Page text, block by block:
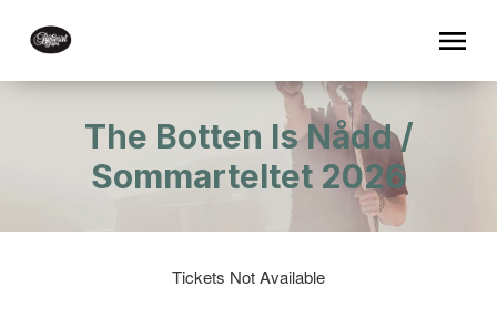
The Botten Is Nådd /
Sommarteltet 2026
Tickets Not Available